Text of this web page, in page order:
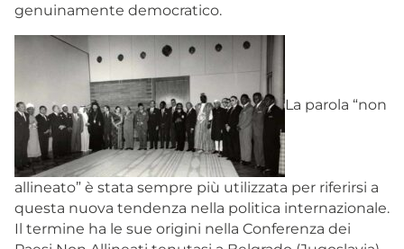
genuinamente democratico.
La parola “non
allineato” è stata sempre più utilizzata per riferirsi a
questa nuova tendenza nella politica internazionale.
Il termine ha le sue origini nella Conferenza dei